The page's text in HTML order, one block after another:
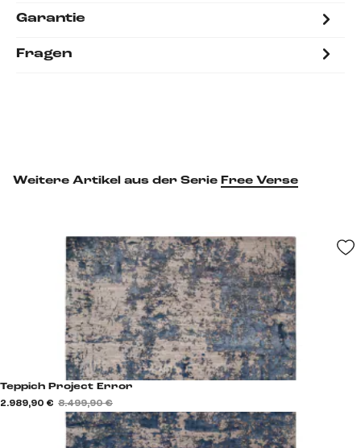
Garantie
Fragen
Weitere Artikel aus der Serie Free Verse
Teppich Project Error
2.989,90 € 8.499,90 €